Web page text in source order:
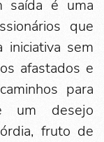
saída é uma
que
sem
afastados e
para
um desejo
fruto de